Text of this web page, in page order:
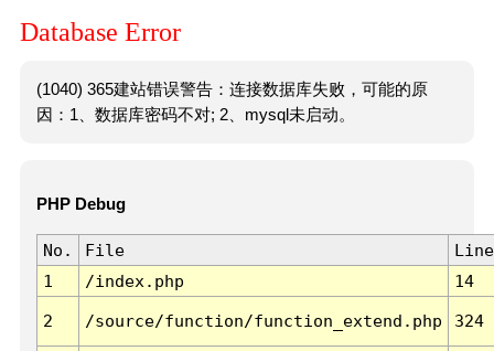
Database Error
(1040) 365建站错误警告：连接数据库失败，可能的原
因：1、数据库密码不对; 2、mysql未启动。
PHP Debug
No. File
Line
1
/index.php 14
2 /source/function/function_extend.php 324